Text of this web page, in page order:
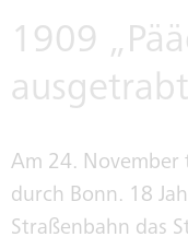
NEWSLETTER
PODCAST
TARIFTREUE-
1909
ausgetrabt
Am 24.
durch Bonn. 18
Straßenbahn das